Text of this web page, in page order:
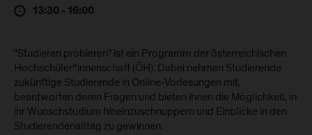
13:30 - 16:00
"Studieren probieren" ist ein Programm der österreichischen
Hochschüler*innenschaft (ÖH). Dabei nehmen Studierende
zukünftige Studierende in Online-Vorlesungen mit,
beantworten deren Fragen und bieten ihnen die Möglichkeit, in
ihr Wunschstudium hineinzuschnuppern und Einblicke in den
Studierendenalltag zu gewinnen.